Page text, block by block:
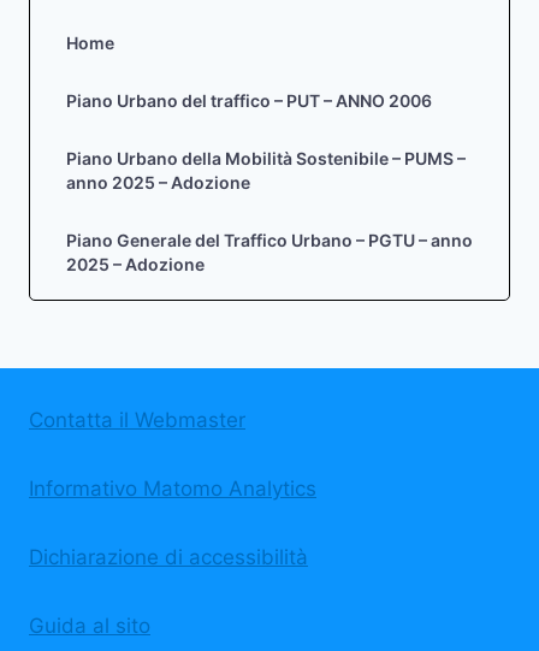
Home
Piano Urbano del traffico – PUT – ANNO 2006
Piano Urbano della Mobilità Sostenibile – PUMS –
anno 2025 – Adozione
Piano Generale del Traffico Urbano – PGTU – anno
2025 – Adozione
Contatta il Webmaster
Informativo Matomo Analytics
Dichiarazione di accessibilità
Guida al sito